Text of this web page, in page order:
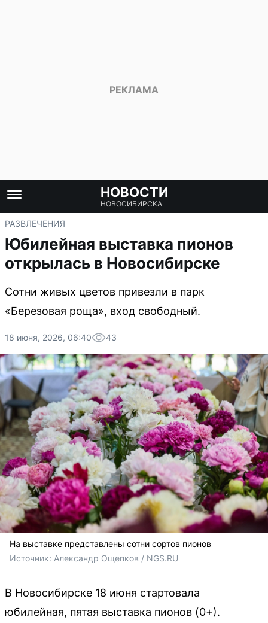
НОВОСТИ
НОВОСИБИРСКА
РАЗВЛЕЧЕНИЯ
Юбилейная выставка пионов
открылась в Новосибирске
Сотни живых цветов привезли в парк
«Березовая роща», вход свободный.
18 июня, 2026, 06:40 43
На выставке представлены сотни сортов пионов
Источник: Александр Ощепков / NGS.RU
В Новосибирске 18 июня стартовала
юбилейная, пятая выставка пионов (0+).